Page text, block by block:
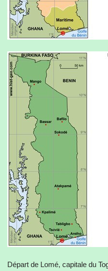
Départ de Lomé, capitale du